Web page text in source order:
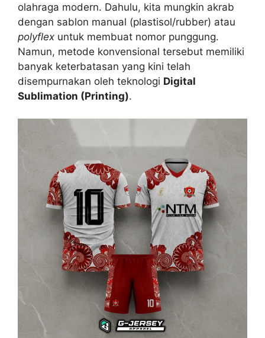
olahraga modern. Dahulu, kita mungkin akrab
dengan sablon manual (plastisol/rubber) atau
polyflex untuk membuat nomor punggung.
Namun, metode konvensional tersebut memiliki
banyak keterbatasan yang kini telah
disempurnakan oleh teknologi Digital
Sublimation (Printing).